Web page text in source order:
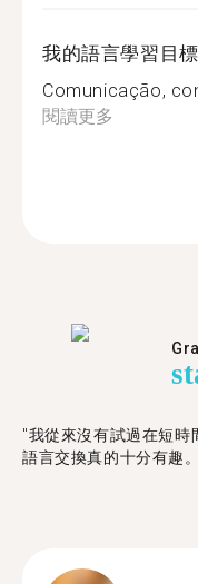
我的語言學習目標
Comunicação,
閱讀更多
"我從來沒有試過在短時
語言交換真的十分有趣